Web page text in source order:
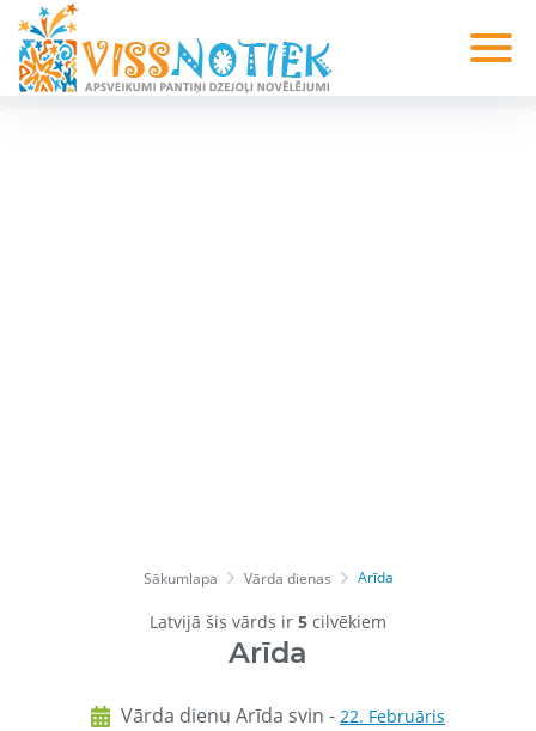
Sākumlapa Vārda dienas Arīda
Latvijā šis vārds ir 5 cilvēkiem
Arīda
Vārda dienu Arīda svin - 22. Februāris